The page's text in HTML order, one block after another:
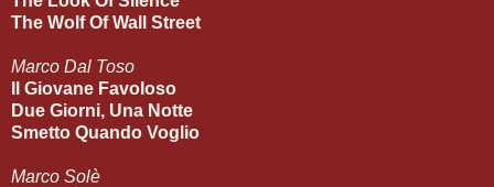
The Wolf Of Wall Street
Marco Dal Toso
Il Giovane Favoloso
Due Giorni, Una Notte
Smetto Quando Voglio
Marco Solè